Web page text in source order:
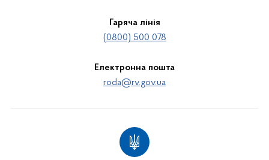
Гаряча лінія
(0800) 500 078
Електронна пошта
roda@rv.gov.ua